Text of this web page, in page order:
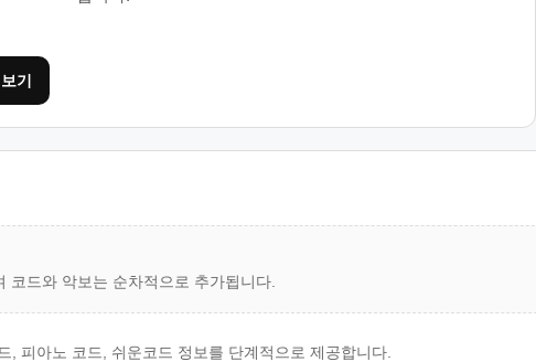
기
드와 악보는 순차적으로 추가됩니다.
피아노 코드, 쉬운코드 정보를 단계적으로 제공합니다.